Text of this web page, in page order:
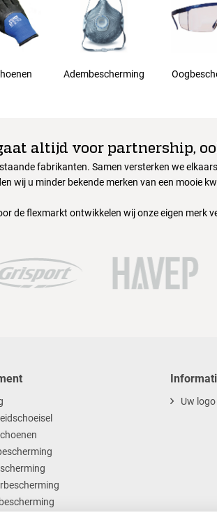
Adembescherming
altijd voor partnership,
fabrikanten. Samen versterken we
wij u minder bekende merken van een mooie
de flexmarkt ontwikkelen wij onze eigen merk
Uw